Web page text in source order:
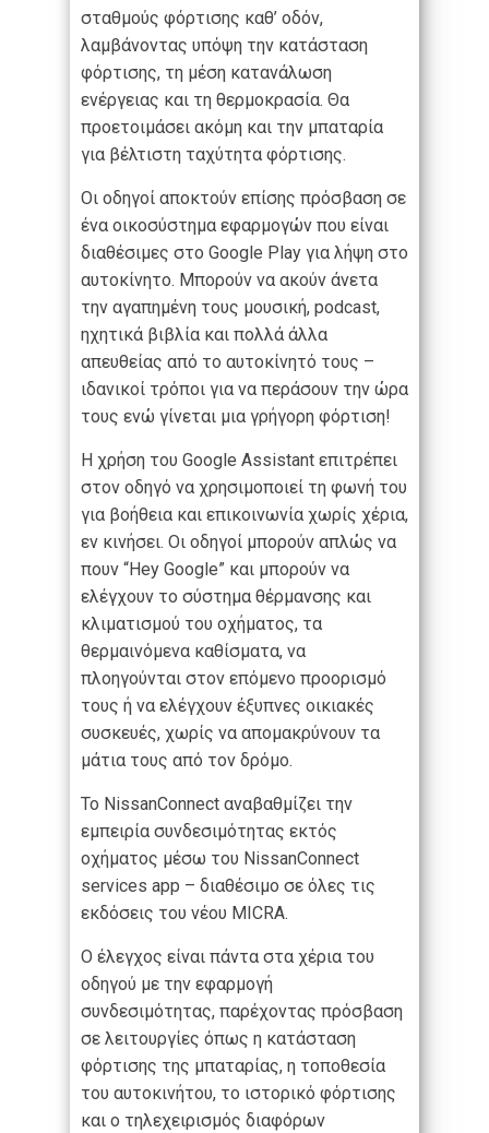
σταθμούς φόρτισης καθ’ οδόν,
λαμβάνοντας υπόψη την κατάσταση
φόρτισης, τη μέση κατανάλωση
ενέργειας και τη θερμοκρασία. Θα
προετοιμάσει ακόμη και την μπαταρία
για βέλτιστη ταχύτητα φόρτισης.
Οι οδηγοί αποκτούν επίσης πρόσβαση σε
ένα οικοσύστημα εφαρμογών που είναι
διαθέσιμες στο Google Play για λήψη στο
αυτοκίνητο. Μπορούν να ακούν άνετα
την αγαπημένη τους μουσική, podcast,
ηχητικά βιβλία και πολλά άλλα
απευθείας από το αυτοκίνητό τους –
ιδανικοί τρόποι για να περάσουν την ώρα
τους ενώ γίνεται μια γρήγορη φόρτιση!
Η χρήση του Google Assistant επιτρέπει
στον οδηγό να χρησιμοποιεί τη φωνή του
για βοήθεια και επικοινωνία χωρίς χέρια,
εν κινήσει. Οι οδηγοί μπορούν απλώς να
πουν “Hey Google” και μπορούν να
ελέγχουν το σύστημα θέρμανσης και
κλιματισμού του οχήματος, τα
θερμαινόμενα καθίσματα, να
πλοηγούνται στον επόμενο προορισμό
τους ή να ελέγχουν έξυπνες οικιακές
συσκευές, χωρίς να απομακρύνουν τα
μάτια τους από τον δρόμο.
Το NissanConnect αναβαθμίζει την
εμπειρία συνδεσιμότητας εκτός
οχήματος μέσω του NissanConnect
services app – διαθέσιμο σε όλες τις
εκδόσεις του νέου MICRA.
Ο έλεγχος είναι πάντα στα χέρια του
οδηγού με την εφαρμογή
συνδεσιμότητας, παρέχοντας πρόσβαση
σε λειτουργίες όπως η κατάσταση
φόρτισης της μπαταρίας, η τοποθεσία
του αυτοκινήτου, το ιστορικό φόρτισης
και ο τηλεχειρισμός διαφόρων